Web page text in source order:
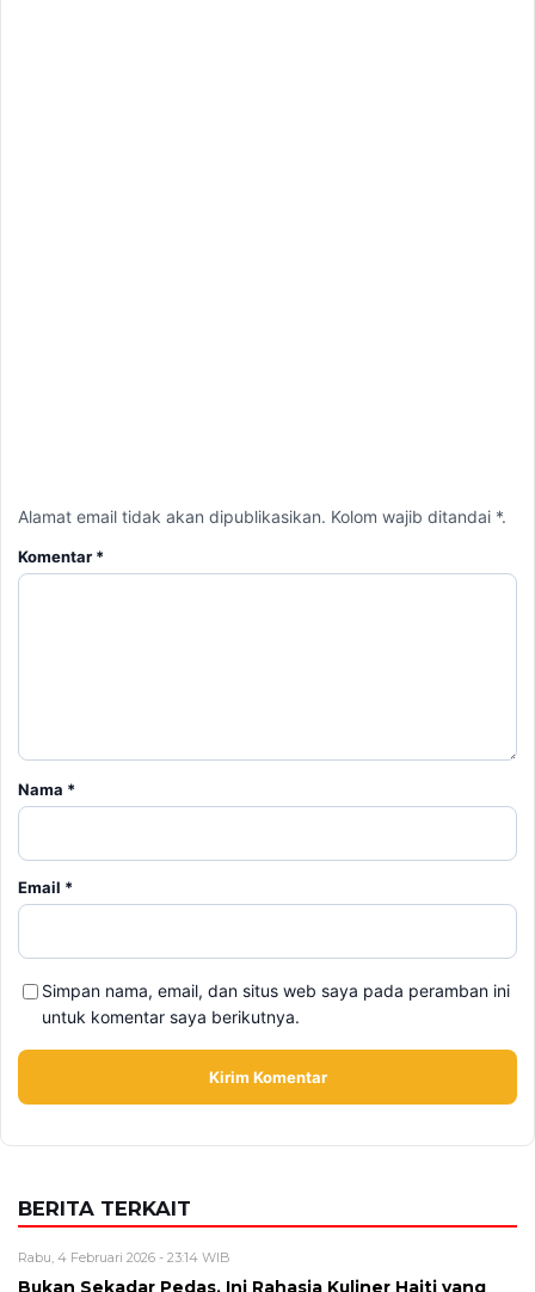
Bikin Lidah Traveler Terpana!
Menyelami Cita Rasa Masakan Khas Italia yang
Sabtu, 17 Januari 2026 - 01:22 WIB